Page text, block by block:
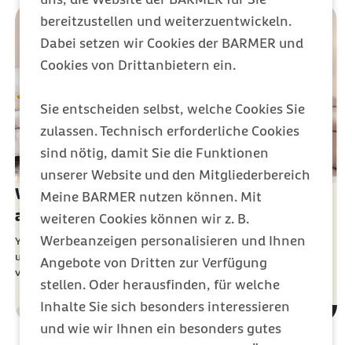
bereitzustellen und weiterzuentwickeln.
Dabei setzen wir Cookies der BARMER und
Cookies von Drittanbietern ein.
Sie entscheiden selbst, welche Cookies Sie
zulassen. Technisch erforderliche Cookies
sind nötig, damit Sie die Funktionen
unserer Website und den Mitgliederbereich
Meine BARMER nutzen können. Mit
weiteren Cookies können wir z. B.
Werbeanzeigen personalisieren und Ihnen
Angebote von Dritten zur Verfügung
stellen. Oder herausfinden, für welche
Inhalte Sie sich besonders interessieren
und wie wir Ihnen ein besonders gutes
Was ist Yoga und warum sollte ich mit Yoga
anfangen?
Yoga bietet meditative Techniken, die für Entspannung sorgen
und körperliche Übungen, die unsere Kraft und Beweglichkeit
verbessern.
Gesundheit